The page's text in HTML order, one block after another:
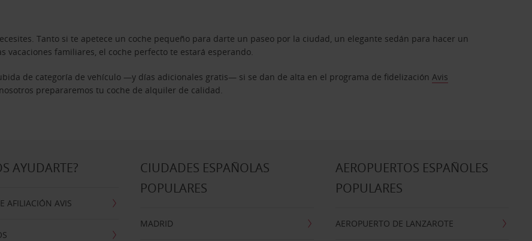
Tanto si te apetece un coche pequeño para darte un paseo por la ciudad, un elegante sedán para hacer un
vacaciones familiares, el coche perfecto te estará esperando.
de categoría de vehículo —y días adicionales gratis— si se dan de alta en el programa de fidelizaciónAvis
prepararemos tu coche de alquiler de calidad.
AYUDARTE?
AFILIACIÓN AVIS
CIUDADES ESPAÑOLAS
POPULARES
MADRID
AEROPUERTOS ESPAÑOLES
POPULARES
AEROPUERTO DE LANZAROTE